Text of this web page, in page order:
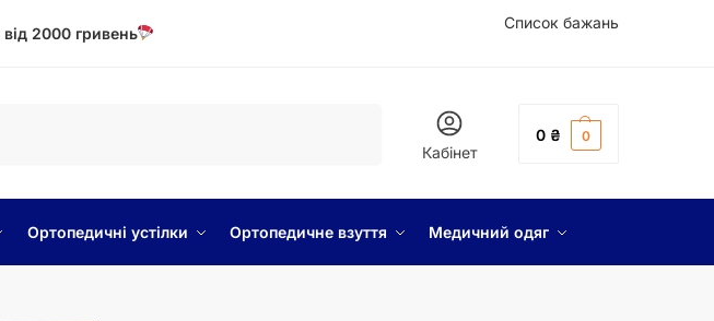
від 2000 гривень
Список бажань
Кабінет
0 ₴ 0
Ортопедичні устілки Ортопедичне взуття Медичний одяг